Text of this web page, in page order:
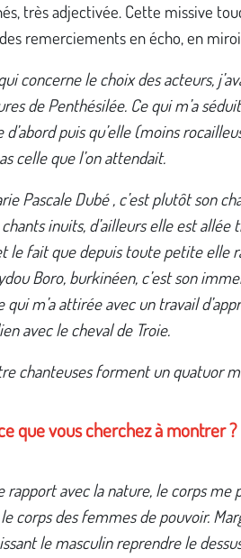
très adjectivée. Cette missive
remerciements en écho, en
concerne le choix des acteurs,
de Penthésilée. Ce qui m’a
d’abord puis qu’elle (moins
celle que l’on attendait.
Pascale Dubé , c’est plutôt son
inuits, d’ailleurs elle est
le fait que depuis toute petite elle
Boro, burkinéen, c’est son
qui m’a attirée avec un travail
avec le cheval de Troie.
chanteuses forment un quatuor
que vous cherchez à montrer ?
rapport avec la nature, le corps me
corps des femmes de pouvoir.
le masculin reprendre le